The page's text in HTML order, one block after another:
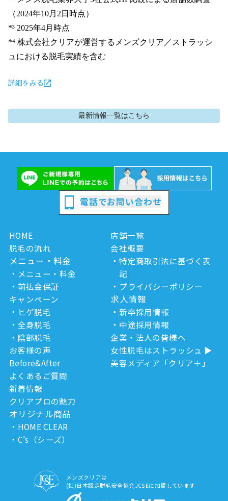
（2024年10月2日時点）
*³ 2025年4月時点
*⁴ 株式会社クリアが運営するメンズクリア／ストラッシ
ュにおける脱毛実績を含む
詳細をみる
最新情報一覧はこちら
電話でお問い合わせ
HOME
脱毛の流れ
メニュー・料金
メニュー・料金
前払金保証
キャンペーン
ヒゲ脱毛
全身脱毛
陰部脱毛
お客様の声
Before&After
よくあるご質問
新着情報
クリアプロの魅力
オリジナル商品
HOME CLEAR
C’s（シーズ）
店舗一覧
会社概要
特定商取引法に基づく表
記
プライバシーポリシー
求人情報
新卒採用情報
中途採用情報
企業・法人の皆様へ
女性脱毛はストラッシュ
美容メディア「クリア＋」
メンズクリアは
(社)日本認定脱毛安全協会JCSEに加盟しています